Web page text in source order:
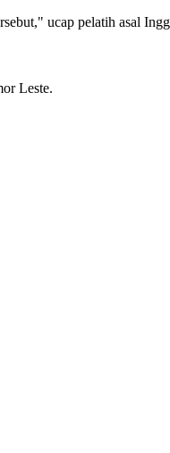
ucap pelatih asal
Leste.